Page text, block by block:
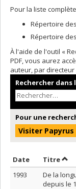
Pour la liste
Répertoire
Répertoire
À l'aide de l'outil «
PDF, vous aurez
auteur, par
Rechercher dans
Pour une
Visiter Papyrus
Date Trier par
Titre
1993
De la
depuis le